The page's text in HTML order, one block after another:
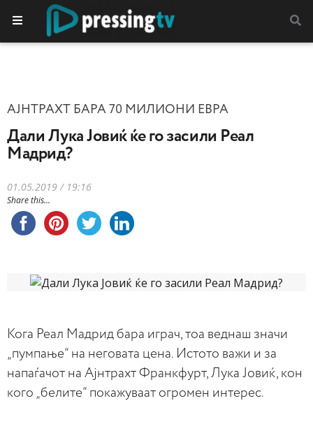
АЈНТРАХТ БАРА 70 МИЛИОНИ ЕВРА
Дали Лука Јовиќ ќе го засили Реал
Мадрид?
01.05.2019 / 19:16
Share this...
Кога Реал Мадрид бара играч, тоа веднаш значи
„пумпање“ на неговата цена. Истото важи и за
напаѓачот на Ајнтрахт Франкфурт, Лука Јовиќ, кон
кого „белите“ покажуваат огромен интерес.